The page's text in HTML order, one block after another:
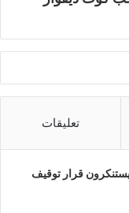
تعليقات
قرار توقيف